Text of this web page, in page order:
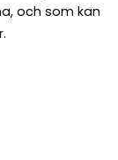
och som kan